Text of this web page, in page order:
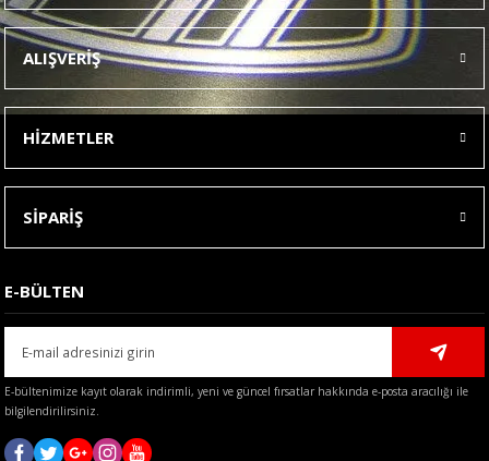
Ürün resmi kalitesiz, bozuk veya görüntülenemiyor.
Ürün açıklamasında eksik bilgiler bulunuyor.
Ürün bilgilerinde hatalar bulunuyor.
Ürün fiyatı diğer sitelerden daha pahalı.
Bu ürüne benzer farklı alternatifler olmalı.
Gönder
ALIŞVERİŞ
HİZMETLER
SİPARİŞ
E-BÜLTEN
E-bültenimize kayıt olarak indirimli, yeni ve güncel fırsatlar hakkında e-posta aracılığı ile
bilgilendirilirsiniz.